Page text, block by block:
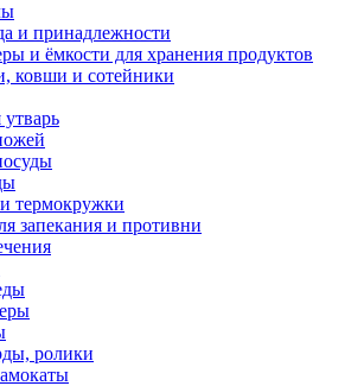
и принадлежности
и ёмкости для хранения продуктов
ковши и сотейники
термокружки
запекания и противни
ролики